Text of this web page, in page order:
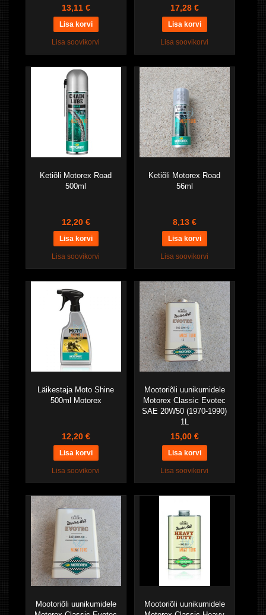
13,11 €
Lisa soovikorvi
17,28 €
Lisa soovikorvi
Ketiõli Motorex Road
500ml
12,20 €
Lisa soovikorvi
Ketiõli Motorex Road
56ml
8,13 €
Lisa soovikorvi
Läikestaja Moto Shine
500ml Motorex
12,20 €
Lisa soovikorvi
Mootoriõli uunikumidele
Motorex Classic Evotec
SAE 20W50 (1970-1990)
1L
15,00 €
Lisa soovikorvi
Mootoriõli uunikumidele
Mootoriõli uunikumidele